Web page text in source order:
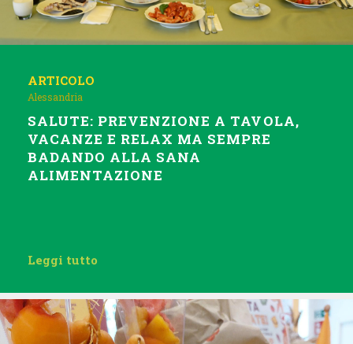
ARTICOLO
Alessandria
SALUTE: PREVENZIONE A TAVOLA,
VACANZE E RELAX MA SEMPRE
BADANDO ALLA SANA
ALIMENTAZIONE
Leggi tutto